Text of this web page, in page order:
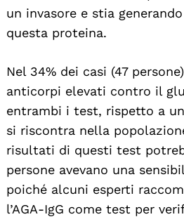
un invasore e stia
questa proteina.
Nel 34% dei casi (47
anticorpi elevati contro il
entrambi i test, rispetto a
si riscontra nella
risultati di questi test
persone avevano una
poiché alcuni esperti
l’AGA-IgG come test per